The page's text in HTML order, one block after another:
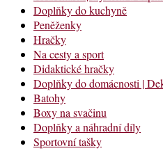
Doplňky do kuchyně
Peněženky
Hračky
Na cesty a sport
Didaktické hračky
Doplňky do domácnosti |
Batohy
Boxy na svačinu
Doplňky a náhradní díly
Sportovní tašky